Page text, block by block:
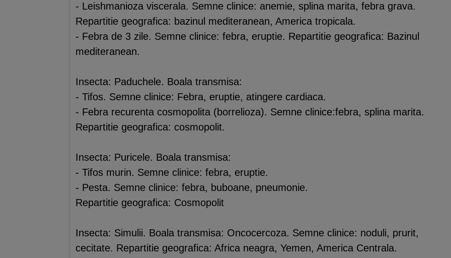
- Leishmanioza viscerala. Semne clinice: anemie, splina marita, febra grava.
Repartitie geografica: bazinul mediteranean, America tropicala.
- Febra de 3 zile. Semne clinice: febra, eruptie. Repartitie geografica: Bazinul
mediteranean.
Insecta: Paduchele. Boala transmisa:
- Tifos. Semne clinice: Febra, eruptie, atingere cardiaca.
- Febra recurenta cosmopolita (borrelioza). Semne clinice:febra, splina marita.
Repartitie geografica: cosmopolit.
Insecta: Puricele. Boala transmisa:
- Tifos murin. Semne clinice: febra, eruptie.
- Pesta. Semne clinice: febra, buboane, pneumonie.
Repartitie geografica: Cosmopolit
Insecta: Simulii. Boala transmisa: Oncocercoza. Semne clinice: noduli, prurit,
cecitate. Repartitie geografica: Africa neagra, Yemen, America Centrala.